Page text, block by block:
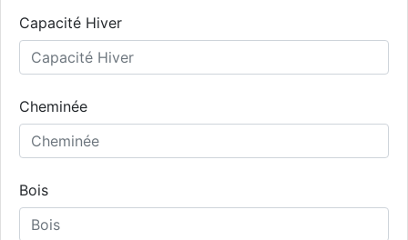
Capacité Hiver
Cheminée
Bois